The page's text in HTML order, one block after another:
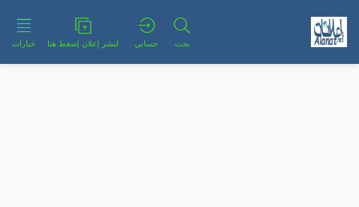
بحث حسابي لنشر إعلان إضغط هنا خيارات